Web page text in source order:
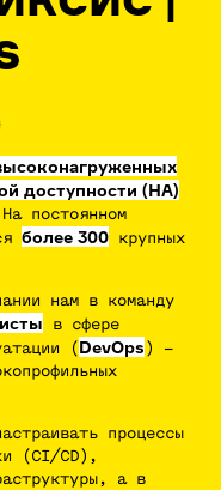
доступности (HA)
постоянном
более 300 крупных
нам в команду
в сфере
(DevOps) –
процессы
(CI/CD),
а в